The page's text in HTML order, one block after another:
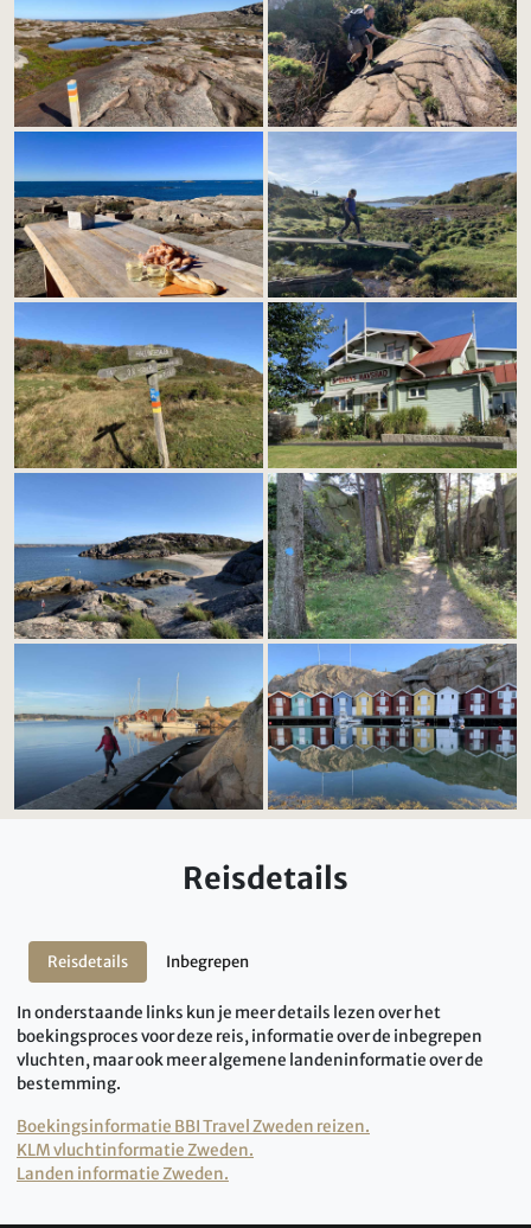
Reisdetails
Reisdetails Inbegrepen
In onderstaande links kun je meer details lezen over het
boekingsproces voor deze reis, informatie over de inbegrepen
vluchten, maar ook meer algemene landeninformatie over de
bestemming.
Boekingsinformatie BBI Travel Zweden reizen.
KLM vluchtinformatie Zweden.
Landen informatie Zweden.